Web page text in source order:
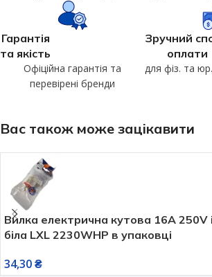
Гарантія
та якість
Офіційна гарантія та
перевірені бренди
Зручний
оплати
для фіз. та
Вас також може зацікавити
Вилка електрична кутова 16А 250V
біла LXL 2230WHP в упаковці
34,30₴